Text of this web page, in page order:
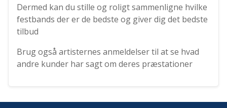
Dermed kan du stille og roligt sammenligne hvilke
festbands der er de bedste og giver dig det bedste
tilbud
Brug også artisternes anmeldelser til at se hvad
andre kunder har sagt om deres præstationer